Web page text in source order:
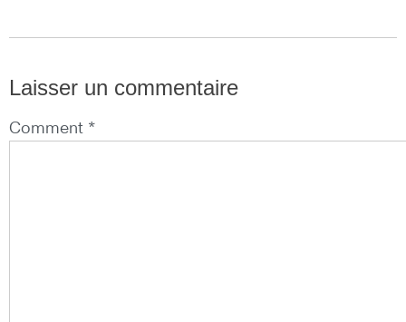
Laisser un commentaire
Comment *